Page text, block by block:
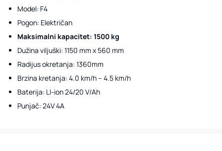
Model: F4
Pogon: Električan
Maksimalni kapacitet: 1500 kg
Dužina viljuški: 1150 mm x 560 mm
Radijus okretanja: 1360mm
Brzina kretanja: 4.0 km/h – 4.5 km/h
Baterija: LI-ion 24/20 V/Ah
Punjač: 24V 4A